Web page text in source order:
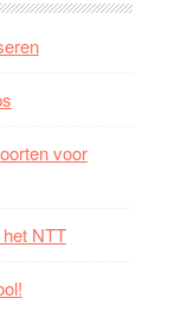
voor
NTT